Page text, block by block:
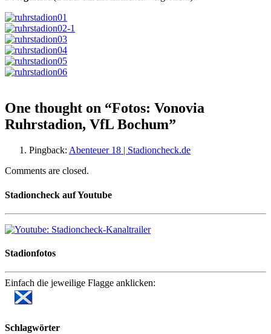
One thought on “Fotos: Vonovia
Ruhrstadion, VfL Bochum”
Pingback: Abenteuer 18 | Stadioncheck.de
Comments are closed.
Stadioncheck auf Youtube
Stadionfotos
Einfach die jeweilige Flagge anklicken:
Schlagwörter